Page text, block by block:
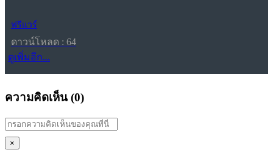
ฟรีแวร์
ดาวน์โหลด : 64
ดูเพิ่มอีก...
ความคิดเห็น (0)
×